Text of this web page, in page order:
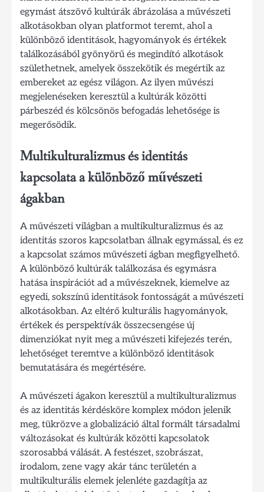
egymást átszövő kultúrák ábrázolása a művészeti
alkotásokban olyan platformot teremt, ahol a
különböző identitások, hagyományok és értékek
találkozásából gyönyörű és megindító alkotások
születhetnek, amelyek összekötik és megértik az
embereket az egész világon. Az ilyen művészi
megjelenéseken keresztül a kultúrák közötti
párbeszéd és kölcsönös befogadás lehetősége is
megerősödik.
Multikulturalizmus és identitás
kapcsolata a különböző művészeti
ágakban
A művészeti világban a multikulturalizmus és az
identitás szoros kapcsolatban állnak egymással, és ez
a kapcsolat számos művészeti ágban megfigyelhető.
A különböző kultúrák találkozása és egymásra
hatása inspirációt ad a művészeknek, kiemelve az
egyedi, sokszínű identitások fontosságát a művészeti
alkotásokban. Az eltérő kulturális hagyományok,
értékek és perspektívák összecsengése új
dimenziókat nyit meg a művészeti kifejezés terén,
lehetőséget teremtve a különböző identitások
bemutatására és megértésére.
A művészeti ágakon keresztül a multikulturalizmus
és az identitás kérdésköre komplex módon jelenik
meg, tükrözve a globalizáció által formált társadalmi
változásokat és kultúrák közötti kapcsolatok
szorosabbá válását. A festészet, szobrászat,
irodalom, zene vagy akár tánc területén a
multikulturális elemek jelenléte gazdagítja az